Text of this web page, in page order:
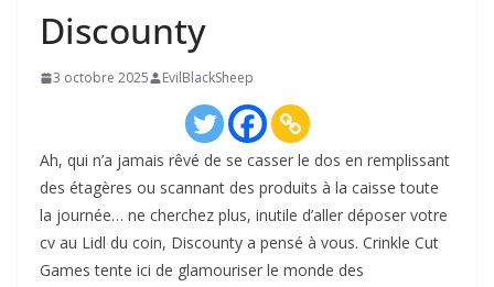
Discounty
3 octobre 2025 EvilBlackSheep
Ah, qui n’a jamais rêvé de se casser le dos en remplissant
des étagères ou scannant des produits à la caisse toute
la journée… ne cherchez plus, inutile d’aller déposer votre
cv au Lidl du coin, Discounty a pensé à vous. Crinkle Cut
Games tente ici de glamouriser le monde des